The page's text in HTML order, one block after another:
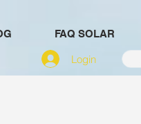
FAQ SOLAR
Login